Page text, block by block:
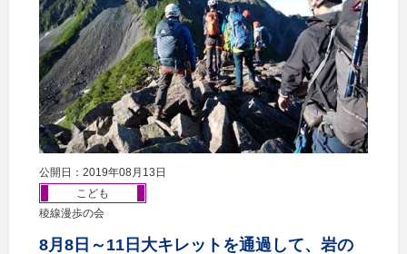
公開日：2019年08月13日
こども
稜線漫歩の会
8月8日～11日大キレットを通過して、岩の